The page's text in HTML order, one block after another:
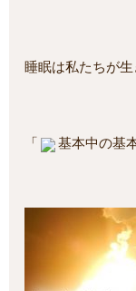
睡眠は私たちが
「 基本中の基